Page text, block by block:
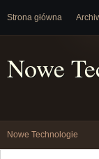
Strona główna
Nowe
Nowe Technologie